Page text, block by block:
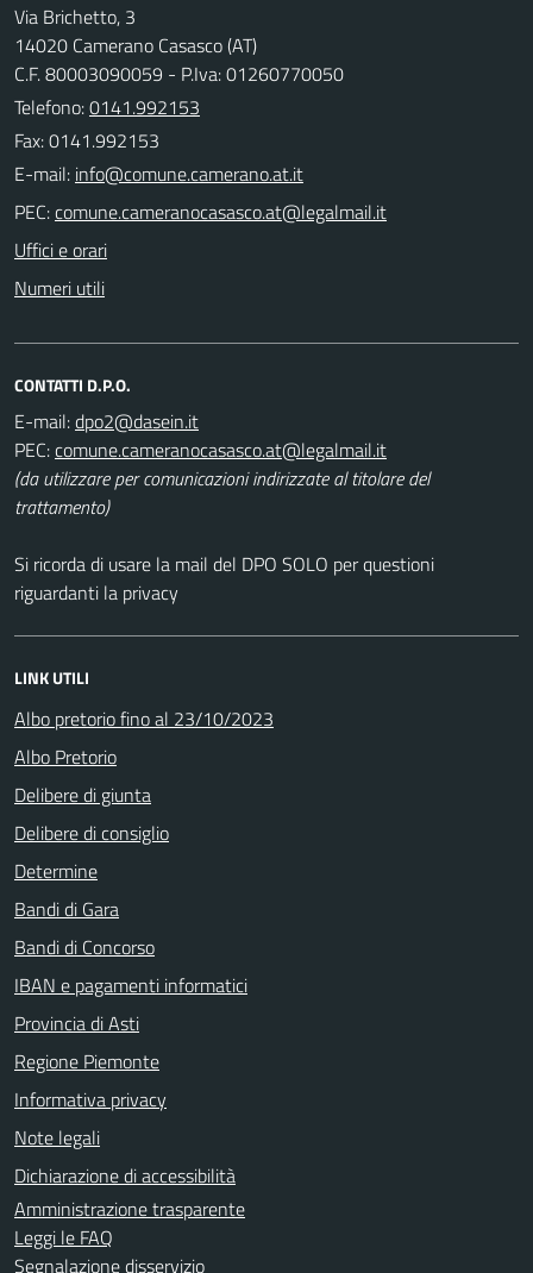
Via Brichetto, 3
14020 Camerano Casasco (AT)
C.F. 80003090059 - P.Iva: 01260770050
Telefono:0141.992153
Fax: 0141.992153
E-mail:
PEC:
Uffici e orari
Numeri utili
CONTATTI D.P.O.
E-mail:
PEC:
(da utilizzare per comunicazioni indirizzate al titolare del
trattamento)
Si ricorda di usare la mail del DPO SOLO per questioni
riguardanti la privacy
LINK UTILI
Albo pretorio fino al 23/10/2023
Albo Pretorio
Delibere di giunta
Delibere di consiglio
Determine
Bandi di Gara
Bandi di Concorso
IBAN e pagamenti informatici
Provincia di Asti
Regione Piemonte
Informativa privacy
Note legali
Dichiarazione di accessibilità
Amministrazione trasparente
Leggi le FAQ
Segnalazione disservizio